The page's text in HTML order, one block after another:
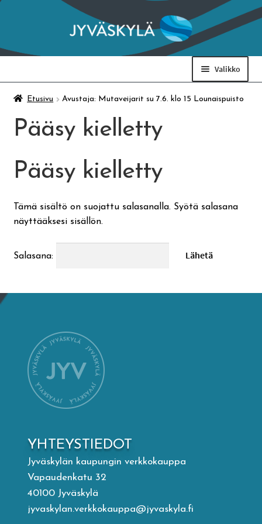
Siirry
navigointiin
Siirry
sisältöön
Valikko
Taidemuseo & Ratamo
Suomen käsityön museo
Skeittihalli
Varhaiskasvatus
Ateria- ja välipalamaksut
Kirjasto
Visit Jyvaskyla Region
Lasten Lysti & LystiKylä-festivaali
Ohje
Etusivu Avustaja: Mutaveijarit su 7.6. klo 15 Lounaispuisto
Pääsy kielletty
Pääsy kielletty
Tämä sisältö on suojattu salasanalla. Syötä salasana
näyttääksesi sisällön.
Salasana:
YHTEYSTIEDOT
Jyväskylän kaupungin verkkokauppa
Vapaudenkatu 32
40100 Jyväskylä
jyvaskylan.verkkokauppa@jyvaskyla.fi